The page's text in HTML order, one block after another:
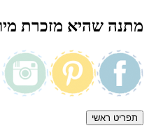
מתנה שהיא מזכרת
תפריט ראשי